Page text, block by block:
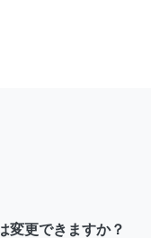
変更できますか？